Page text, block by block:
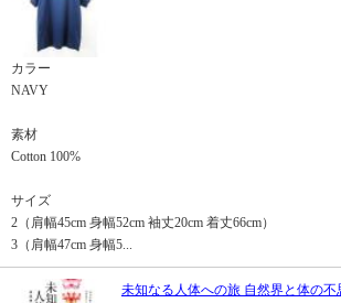
カラー
NAVY
素材
Cotton 100%
サイズ
2（肩幅45cm 身幅52cm 袖丈20cm 着丈66cm）
3（肩幅47cm 身幅5...
未知なる人体への旅 自然界と体の